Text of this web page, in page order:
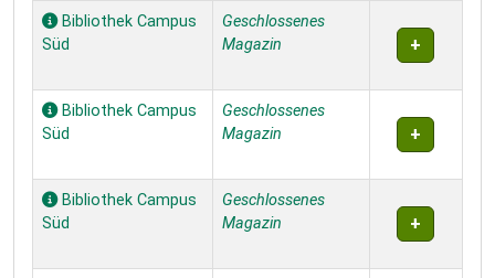
Bibliothek Campus
Süd
Geschlossenes
Magazin
Bibliothek Campus
Süd
Geschlossenes
Magazin
Bibliothek Campus
Süd
Geschlossenes
Magazin